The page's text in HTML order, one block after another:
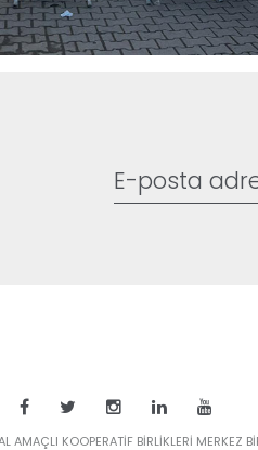
AMAÇLI KOOPERATİF BİRLİKLERİ MERKEZ